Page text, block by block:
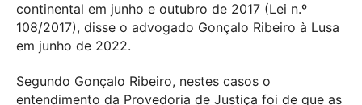
continental em junho e outubro de 2017 (Lei n.º
108/2017), disse o advogado Gonçalo Ribeiro à Lusa
em junho de 2022.
Segundo Gonçalo Ribeiro, nestes casos o
entendimento da Provedoria de Justiça foi de que as